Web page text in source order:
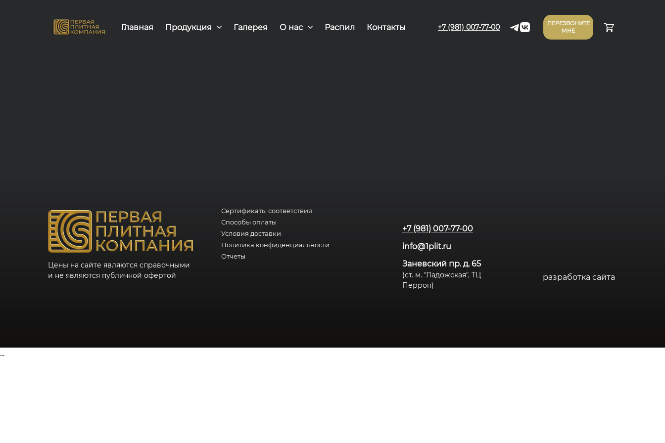
Главная Продукция Галерея О нас Распил Контакты +7 (981) 007-77-00
ПЕРЕЗВОНИТЕ
МНЕ
Цены на сайте являются справочными
и не являются публичной офертой
Сертификаты соответствия
Способы оплаты
Условия доставки
Политика конфиденциальности
Отчеты
+7 (981) 007-77-00
info@1plit.ru
Заневский пр. д. 65
(ст. м. "Ладожская", ТЦ
Перрон)
разработка сайта
...